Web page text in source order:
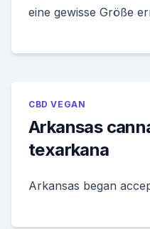
eine gewisse Größe
CBD VEGAN
Arkansas
texarkana
Arkansas began